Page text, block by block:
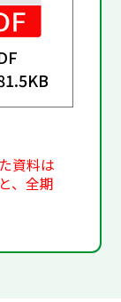
資料は
、全期